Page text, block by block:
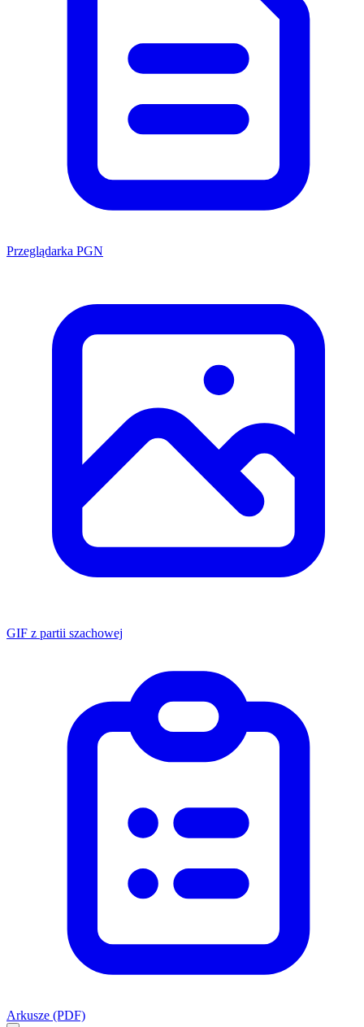
Przeglądarka PGN
GIF z partii szachowej
Arkusze (PDF)